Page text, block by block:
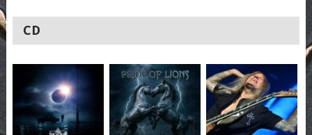
CD